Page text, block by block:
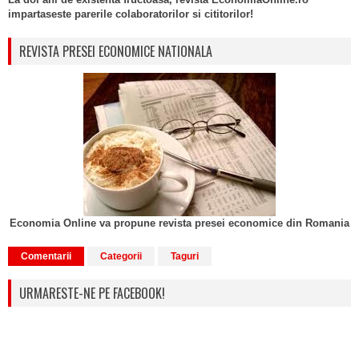
impartaseste parerile colaboratorilor si cititorilor!
REVISTA PRESEI ECONOMICE NATIONALA
Economia Online va propune revista presei economice din Romania
Comentarii Categorii Taguri
URMARESTE-NE PE FACEBOOK!